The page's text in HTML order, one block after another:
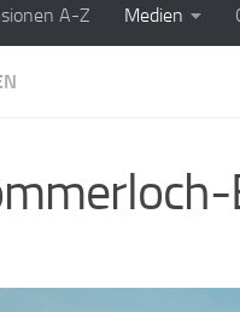
A-Z Medien